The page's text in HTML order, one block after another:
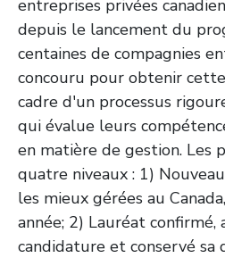
entreprises privées
depuis le lancement du
centaines de compagnies
concouru pour obtenir
cadre d'un processus
qui évalue leurs
en matière de gestion. Les
quatre niveaux : 1)
les mieux gérées au
année; 2) Lauréat confirmé,
candidature et conservé sa